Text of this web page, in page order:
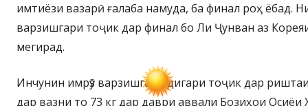
имтиёзи вазарӣ ғалаба намуда, ба финал роҳ ёбад.
варзишгари тоҷик дар финал бо Ли Ҷунван аз
мегирад.
Инчунин имрӯз варзишгари дигари тоҷик дар
дар вазни то 73 кг дар даври аввали Бозиҳои Осиёи